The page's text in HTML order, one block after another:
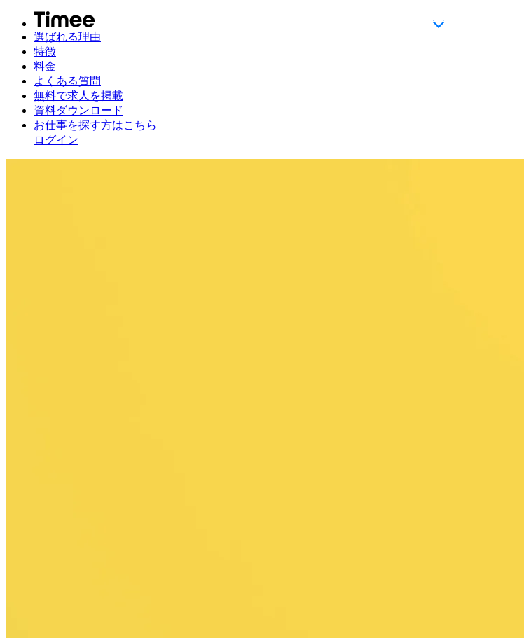
選ばれる理由
特徴
料金
よくある質問
無料で求人を掲載
資料ダウンロード
お仕事を探す方はこちら
ログイン